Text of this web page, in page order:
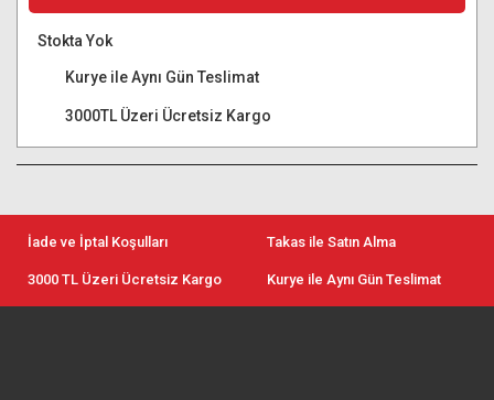
Stokta Yok
Kurye ile Aynı Gün Teslimat
3000TL Üzeri Ücretsiz Kargo
İade ve İptal Koşulları Takas ile Satın Alma
3000 TL Üzeri Ücretsiz Kargo Kurye ile Aynı Gün Teslimat